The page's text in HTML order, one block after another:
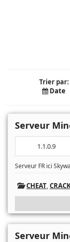
Trier par:
Date
Serveur
1.1.0.9
Serveur FR ici
CHEAT,
Serveur